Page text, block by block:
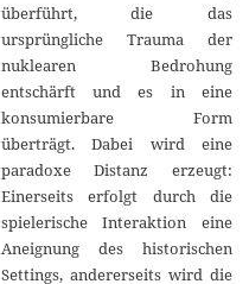
überführt, die das
ursprüngliche Trauma der
nuklearen Bedrohung
entschärft und es in eine
konsumierbare Form
überträgt. Dabei wird eine
paradoxe Distanz erzeugt:
Einerseits erfolgt durch die
spielerische Interaktion eine
Aneignung des historischen
Settings, andererseits wird die